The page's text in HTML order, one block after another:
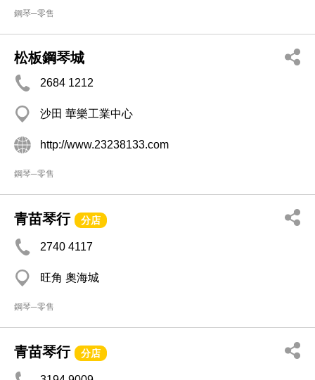
鋼琴─零售
松板鋼琴城
2684 1212
沙田 華樂工業中心
http://www.23238133.com
鋼琴─零售
青苗琴行 分店
2740 4117
旺角 奧海城
鋼琴─零售
青苗琴行 分店